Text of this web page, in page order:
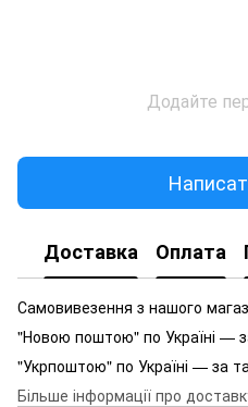
Додайте
Доставка Оплата
Самовивезення з нашого
"Новою поштою" по Україні —
"Укрпоштою" по Україні — за
Більше інформації про